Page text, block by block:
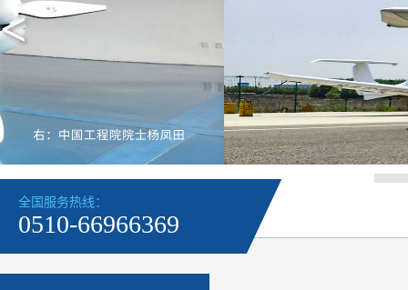
<
全国服务热线：
0510-66966369